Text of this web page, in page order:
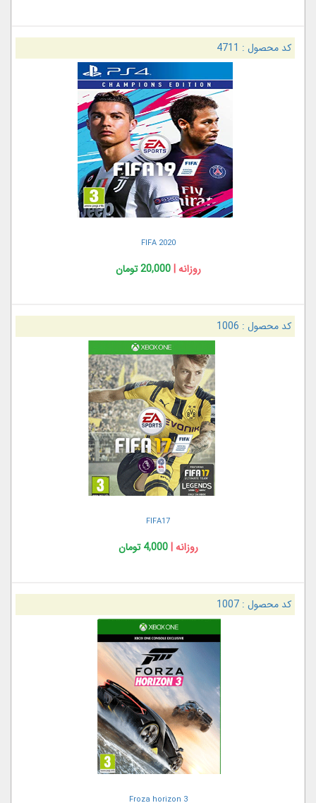
کد محصول : 4711
FIFA 2020
روزانه |20,000 تومان
کد محصول : 1006
FIFA17
روزانه |4,000 تومان
کد محصول :1007
Froza horizon 3